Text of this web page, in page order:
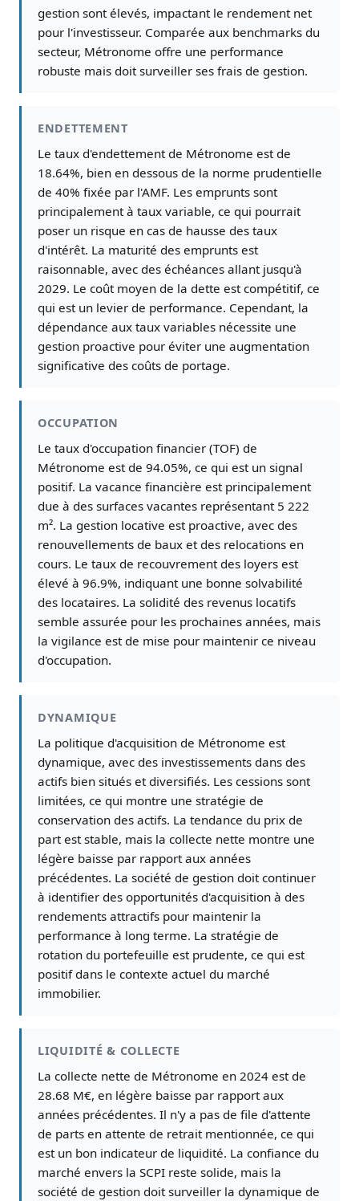
gestion sont élevés, impactant le rendement net
pour l'investisseur. Comparée aux benchmarks du
secteur, Métronome offre une performance
robuste mais doit surveiller ses frais de gestion.
ENDETTEMENT
Le taux d'endettement de Métronome est de
18.64%, bien en dessous de la norme prudentielle
de 40% fixée par l'AMF. Les emprunts sont
principalement à taux variable, ce qui pourrait
poser un risque en cas de hausse des taux
d'intérêt. La maturité des emprunts est
raisonnable, avec des échéances allant jusqu'à
2029. Le coût moyen de la dette est compétitif, ce
qui est un levier de performance. Cependant, la
dépendance aux taux variables nécessite une
gestion proactive pour éviter une augmentation
significative des coûts de portage.
OCCUPATION
Le taux d'occupation financier (TOF) de
Métronome est de 94.05%, ce qui est un signal
positif. La vacance financière est principalement
due à des surfaces vacantes représentant 5 222
m². La gestion locative est proactive, avec des
renouvellements de baux et des relocations en
cours. Le taux de recouvrement des loyers est
élevé à 96.9%, indiquant une bonne solvabilité
des locataires. La solidité des revenus locatifs
semble assurée pour les prochaines années, mais
la vigilance est de mise pour maintenir ce niveau
d'occupation.
DYNAMIQUE
La politique d'acquisition de Métronome est
dynamique, avec des investissements dans des
actifs bien situés et diversifiés. Les cessions sont
limitées, ce qui montre une stratégie de
conservation des actifs. La tendance du prix de
part est stable, mais la collecte nette montre une
légère baisse par rapport aux années
précédentes. La société de gestion doit continuer
à identifier des opportunités d'acquisition à des
rendements attractifs pour maintenir la
performance à long terme. La stratégie de
rotation du portefeuille est prudente, ce qui est
positif dans le contexte actuel du marché
immobilier.
LIQUIDITÉ & COLLECTE
La collecte nette de Métronome en 2024 est de
28.68 M€, en légère baisse par rapport aux
années précédentes. Il n'y a pas de file d'attente
de parts en attente de retrait mentionnée, ce qui
est un bon indicateur de liquidité. La confiance du
marché envers la SCPI reste solide, mais la
société de gestion doit surveiller la dynamique de